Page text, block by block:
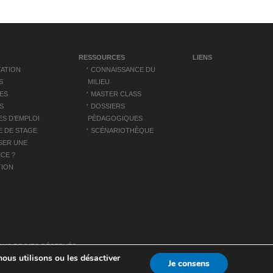
D’EMPLOI
DE STAGE
UNE
?
RESSOURCES
CONNAISSANCE DU
MILIEU
MASTER CLASS
DOSSIERS
PÉDAGOGIQUES
SCÉNARIOTHÈQUE
LIENS
DROITS RÉSERVÉS
utilisons ou les désactiver
Je consens